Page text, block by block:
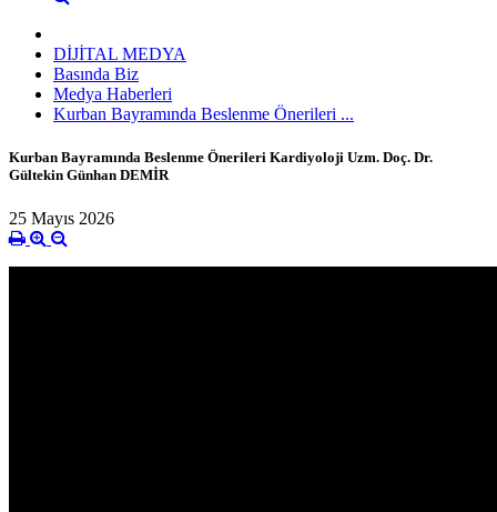
DİJİTAL MEDYA
Basında Biz
Medya Haberleri
Kurban Bayramında Beslenme Önerileri ...
Kurban Bayramında Beslenme Önerileri Kardiyoloji Uzm. Doç. Dr.
Gültekin Günhan DEMİR
25 Mayıs 2026